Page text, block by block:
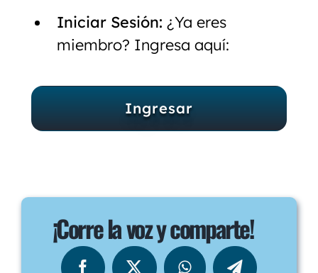
Iniciar Sesión: ¿Ya eres
miembro? Ingresa aquí:
Ingresar
¡Corre la voz y comparte!